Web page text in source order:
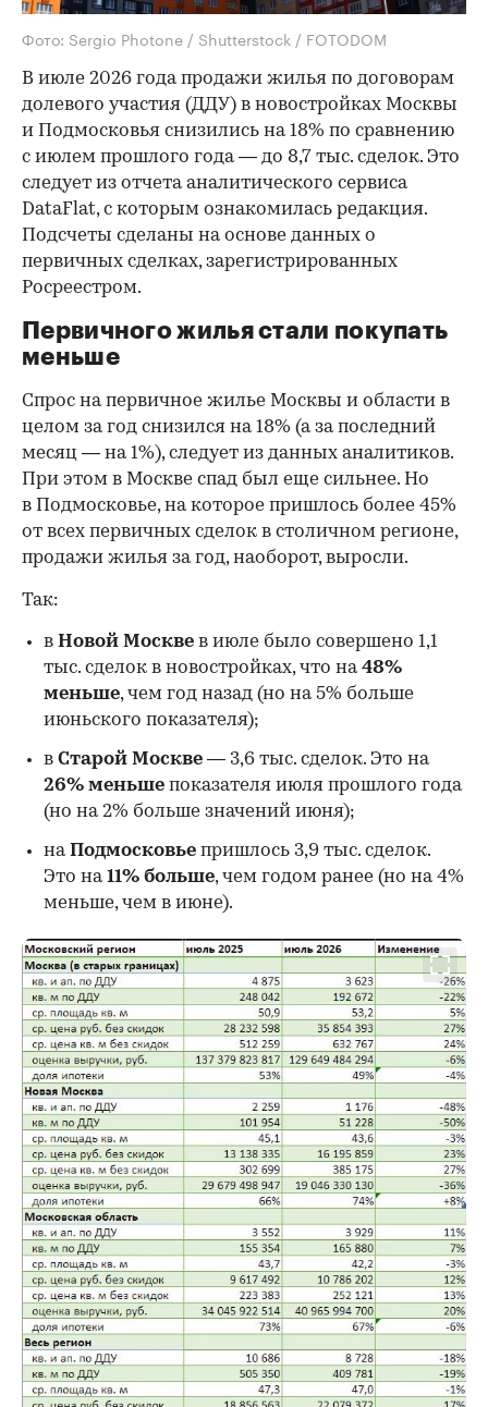
Фото: Sergio Photone / Shutterstock / FOTODOM
В июле 2026 года продажи жилья по договорам
долевого участия (ДДУ) в новостройках Москвы
и Подмосковья снизились на 18% по сравнению
с июлем прошлого года — до 8,7 тыс. сделок. Это
следует из отчета аналитического сервиса
DataFlat, с которым ознакомилась редакция.
Подсчеты сделаны на основе данных о
первичных сделках, зарегистрированных
Росреестром.
Первичного жилья стали покупать
меньше
Спрос на первичное жилье Москвы и области в
целом за год снизился на 18% (а за последний
месяц — на 1%), следует из данных аналитиков.
При этом в Москве спад был еще сильнее. Но
в Подмосковье, на которое пришлось более 45%
от всех первичных сделок в столичном регионе,
продажи жилья за год, наоборот, выросли.
00:00 / 00:00
Так:
в Новой Москве в июле было совершено 1,1
тыс. сделок в новостройках, что на48%
меньше, чем год назад (но на 5% больше
июньского показателя);
в Старой Москве — 3,6 тыс. сделок. Это на
26% меньше показателя июля прошлого года
(но на 2% больше значений июня);
наПодмосковье пришлось 3,9 тыс. сделок.
Это на11% больше, чем годом ранее (но на 4%
меньше, чем в июне).